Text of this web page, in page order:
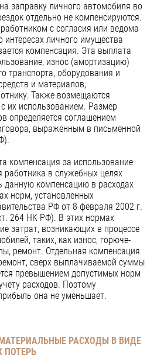
заправку личного автомобиля во
отдельно не компенсируются.
с согласия или ведома
интересах личного имущества
компенсация. Эта выплата
износ (амортизацию)
транспорта, оборудования и
и материалов,
Также возмещаются
их использованием. Размер
определяется соглашением
выраженным в письменной
компенсация за использование
работника в служебных целях
данную компенсацию в расходах
норм, установленных
РФ от 8 февраля 2002 г.
264 НК РФ). В этих нормах
затрат, возникающих в процессе
таких, как износ, горюче-
ремонт. Отдельная компенсация
сверх выплачиваемой суммы
превышением допустимых норм
расходов. Поэтому
она не уменьшает.
РАСХОДЫ В ВИДЕ
ПОТЕРЬ